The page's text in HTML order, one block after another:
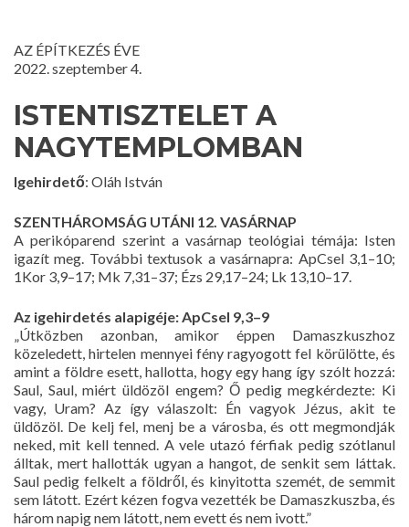
AZ ÉPÍTKEZÉS ÉVE
2022. szeptember 4.
ISTENTISZTELET A
NAGYTEMPLOMBAN
Igehirdető: Oláh István
SZENTHÁROMSÁG UTÁNI 12. VASÁRNAP
A perikóparend szerint a vasárnap teológiai témája: Isten
igazít meg. További textusok a vasárnapra: ApCsel 3,1–10;
1Kor 3,9–17; Mk 7,31–37; Ézs 29,17–24; Lk 13,10–17.
Az igehirdetés alapigéje: ApCsel 9,3–9
„Útközben azonban, amikor éppen Damaszkuszhoz
közeledett, hirtelen mennyei fény ragyogott fel körülötte, és
amint a földre esett, hallotta, hogy egy hang így szólt hozzá:
Saul, Saul, miért üldözöl engem? Ő pedig megkérdezte: Ki
vagy, Uram? Az így válaszolt: Én vagyok Jézus, akit te
üldözöl. De kelj fel, menj be a városba, és ott megmondják
neked, mit kell tenned. A vele utazó férfiak pedig szótlanul
álltak, mert hallották ugyan a hangot, de senkit sem láttak.
Saul pedig felkelt a földről, és kinyitotta szemét, de semmit
sem látott. Ezért kézen fogva vezették be Damaszkuszba, és
három napig nem látott, nem evett és nem ivott.”